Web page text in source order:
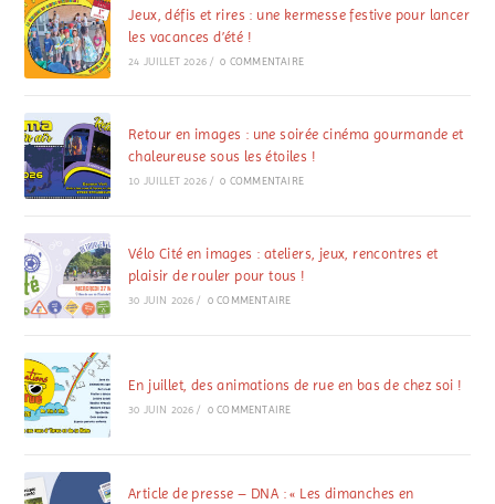
Jeux, défis et rires : une kermesse festive pour lancer
les vacances d’été !
24 JUILLET 2026 / 0 COMMENTAIRE
Retour en images : une soirée cinéma gourmande et
chaleureuse sous les étoiles !
10 JUILLET 2026 / 0 COMMENTAIRE
Vélo Cité en images : ateliers, jeux, rencontres et
plaisir de rouler pour tous !
30 JUIN 2026 / 0 COMMENTAIRE
En juillet, des animations de rue en bas de chez soi !
30 JUIN 2026 / 0 COMMENTAIRE
Article de presse – DNA : « Les dimanches en